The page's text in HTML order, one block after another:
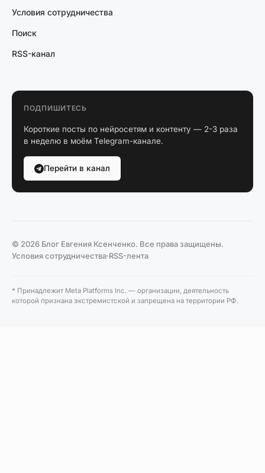
Условия сотрудничества
Поиск
RSS-канал
ПОДПИШИТЕСЬ
Короткие посты по нейросетям и контенту — 2-3 раза
в неделю в моём Telegram-канале.
Перейти в канал
© 2026 Блог Евгения Ксенченко. Все права защищены.
Условия сотрудничества·RSS-лента
* Принадлежит Meta Platforms Inc. — организации, деятельность
которой признана экстремистской и запрещена на территории РФ.